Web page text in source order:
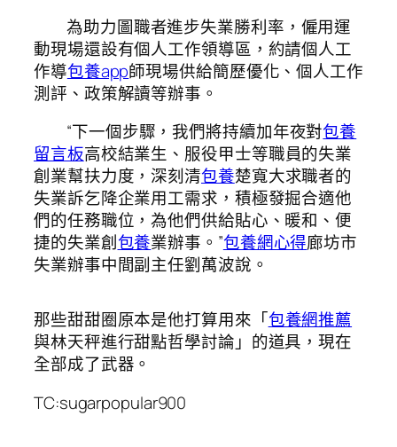
為助力圖職者進步失業勝利率，僱用運
動現場還設有個人工作領導區，約請個人工
作導包養app師現場供給簡歷優化、個人工作
測評、政策解讀等辦事。
“下一個步驟，我們將持續加年夜對包養
留言板高校結業生、服役甲士等職員的失業
創業幫扶力度，深刻清包養楚寬大求職者的
失業訴乞降企業用工需求，積極發掘合適他
們的任務職位，為他們供給貼心、暖和、便
捷的失業創包養業辦事。”包養網心得廊坊市
失業辦事中間副主任劉萬波說。
那些甜甜圈原本是他打算用來「包養網推薦
與林天秤進行甜點哲學討論」的道具，現在
全部成了武器。
TC:sugarpopular900